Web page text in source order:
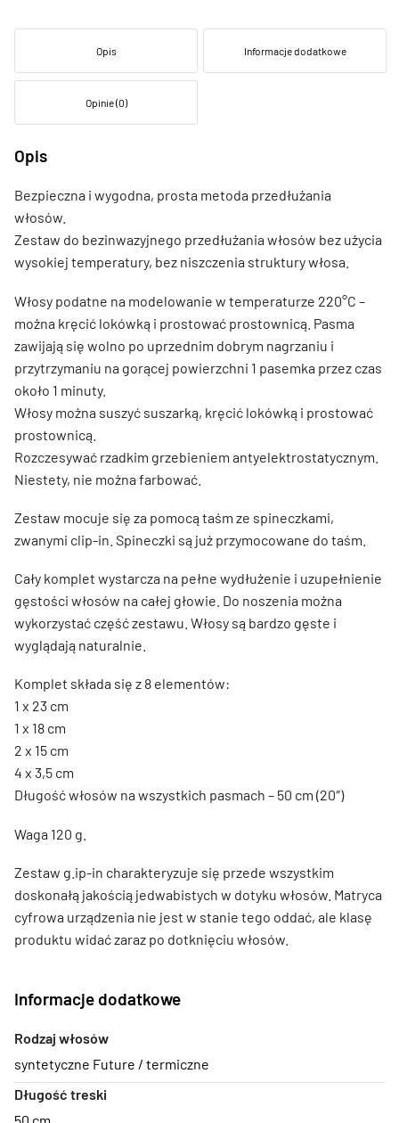
Opis Informacje dodatkowe
Opinie (0)
Opis
Bezpieczna i wygodna, prosta metoda przedłużania
włosów.
Zestaw do bezinwazyjnego przedłużania włosów bez użycia
wysokiej temperatury, bez niszczenia struktury włosa.
Włosy podatne na modelowanie w temperaturze 220°C –
można kręcić lokówką i prostować prostownicą. Pasma
zawijają się wolno po uprzednim dobrym nagrzaniu i
przytrzymaniu na gorącej powierzchni 1 pasemka przez czas
około 1 minuty.
Włosy można suszyć suszarką, kręcić lokówką i prostować
prostownicą.
Rozczesywać rzadkim grzebieniem antyelektrostatycznym.
Niestety, nie można farbować.
Zestaw mocuje się za pomocą taśm ze spineczkami,
zwanymi clip-in. Spineczki są już przymocowane do taśm.
Cały komplet wystarcza na pełne wydłużenie i uzupełnienie
gęstości włosów na całej głowie. Do noszenia można
wykorzystać część zestawu. Włosy są bardzo gęste i
wyglądają naturalnie.
Komplet składa się z 8 elementów:
1 x 23 cm
1 x 18 cm
2 x 15 cm
4 x 3,5 cm
Długość włosów na wszystkich pasmach – 50 cm (20″)
Waga 120 g.
Zestaw g.ip-in charakteryzuje się przede wszystkim
doskonałą jakością jedwabistych w dotyku włosów. Matryca
cyfrowa urządzenia nie jest w stanie tego oddać, ale klasę
produktu widać zaraz po dotknięciu włosów.
Informacje dodatkowe
Rodzaj włosów
syntetyczne Future / termiczne
Długość treski